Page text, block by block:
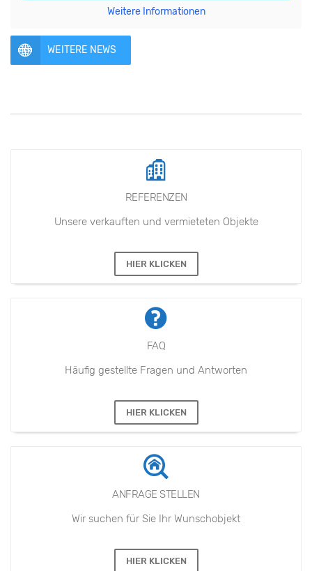
Weitere Informationen
WEITERE NEWS
REFERENZEN
Unsere verkauften und vermieteten Objekte
HIER KLICKEN
FAQ
Häufig gestellte Fragen und Antworten
HIER KLICKEN
ANFRAGE STELLEN
Wir suchen für Sie Ihr Wunschobjekt
HIER KLICKEN